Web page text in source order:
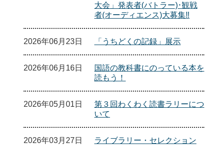
大会」発表者(バトラー)･観戦
者(オーディエンス)大募集‼
2026年06月23日 「うちどくの記録」展示
2026年06月16日
国語の教科書にのっている本を
読もう！
2026年05月01日
第３回わくわく読書ラリーにつ
いて
2026年03月27日
ライブラリー・セレクション